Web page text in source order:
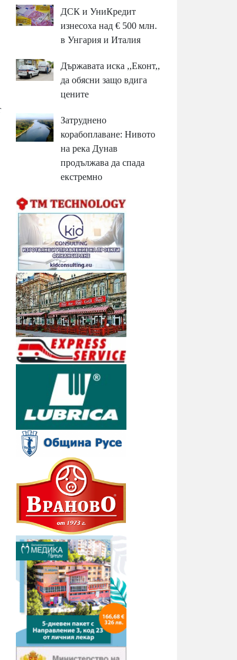
ДСК и УниКредит
изнесоха над € 500 млн.
в Унгария и Италия
Държавата иска ,,Еконт,,
да обясни защо вдига
цените
Затруднено
корабоплаване: Нивото
на река Дунав
продължава да спада
екстремно